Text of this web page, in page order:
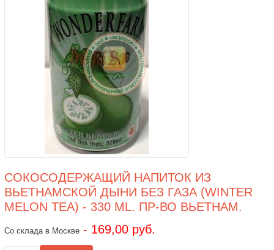
СОКОСОДЕРЖАЩИЙ НАПИТОК ИЗ
ВЬЕТНАМСКОЙ ДЫНИ БЕЗ ГАЗА (WINTER
MELON TEA) - 330 ML. ПР-ВО ВЬЕТНАМ.
Со склада в Москве- 169,00 руб.